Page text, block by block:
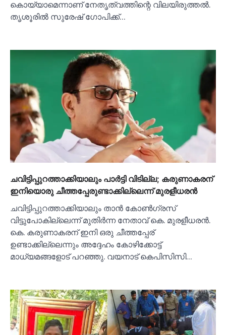
കൊയ്യാമെന്നാണ് നേതൃത്വത്തിന്റെ വിലയിരുത്തല്‍.
തൃശൂരില്‍ സുരേഷ് ഗോപിക്ക്…
ചവിട്ടിപ്പുറത്താക്കിയാലും പാര്‍ട്ടി വിടില്ല; കരുണാകരന്
ഇനിയൊരു ചീത്തപ്പേരുണ്ടാക്കില്ലെന്ന് മുരളീധരൻ
ചവിട്ടിപ്പുറത്താക്കിയാലും താൻ കോണ്‍ഗ്രസ്
വിട്ടുപോകില്ലെന്ന് മുതിര്‍ന്ന നേതാവ് കെ. മുരളീധരൻ.
കെ. കരുണാകരന് ഇനി ഒരു ചീത്തപ്പേര്
ഉണ്ടാക്കില്ലെന്നും അദ്ദേഹം കോഴിക്കോട്ട്
മാധ്യമങ്ങളോട് പറഞ്ഞു. വയനാട് കെപിസിസി…